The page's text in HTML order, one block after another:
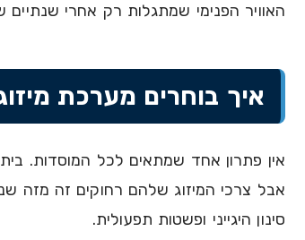
האוויר הפנימי שמתגלות רק אחרי שנתיים
איך בוחרים מערכת
אין פתרון אחד שמתאים לכל המוסדות.
אבל צרכי המיזוג שלהם רחוקים זה מזה
סינון היגייני ופשטות תפעולית.